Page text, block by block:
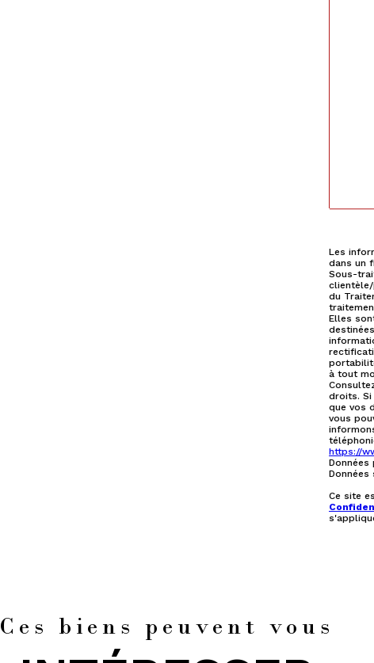
Les
dans un
Sous-
clientèle/
du
Elles
à tout
droits. Si
que vos
vous
https://
Données
Données
Ce site
Ces biens peuvent vous